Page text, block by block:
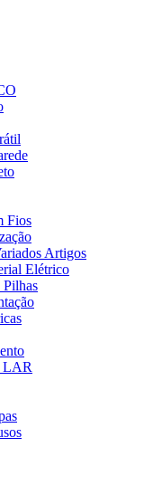
Fios
Artigos
Elétrico
Pilhas